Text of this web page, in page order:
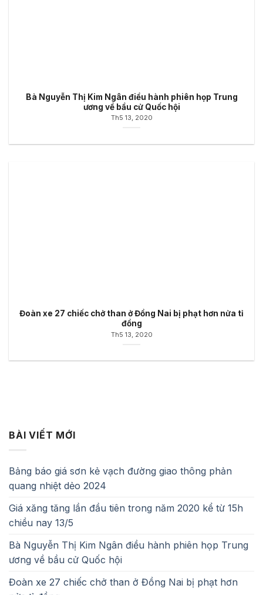
Bà Nguyễn Thị Kim Ngân điều hành phiên họp Trung
ương về bầu cử Quốc hội
Th5 13, 2020
Đoàn xe 27 chiếc chở than ở Đồng Nai bị phạt hơn nửa tỉ
đồng
Th5 13, 2020
BÀI VIẾT MỚI
Bảng báo giá sơn kẻ vạch đường giao thông phản
quang nhiệt dẻo 2024
Giá xăng tăng lần đầu tiên trong năm 2020 kể từ 15h
chiều nay 13/5
Bà Nguyễn Thị Kim Ngân điều hành phiên họp Trung
ương về bầu cử Quốc hội
Đoàn xe 27 chiếc chở than ở Đồng Nai bị phạt hơn